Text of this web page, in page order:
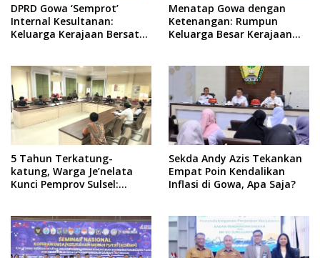
DPRD Gowa ‘Semprot’
Internal Kesultanan:
Keluarga Kerajaan Bersatu
Menatap Gowa dengan
Ketenangan: Rumpun
Keluarga Besar Kerajaan
Jalur Musyawarah,
Ingatkan Soal Adat dan
Adab
5 Tahun Terkatung-
katung, Warga Je’nelata
Kunci Pemprov Sulsel:
Sekda Andy Azis Tekankan
Empat Poin Kendalikan
Inflasi di Gowa, Apa Saja?